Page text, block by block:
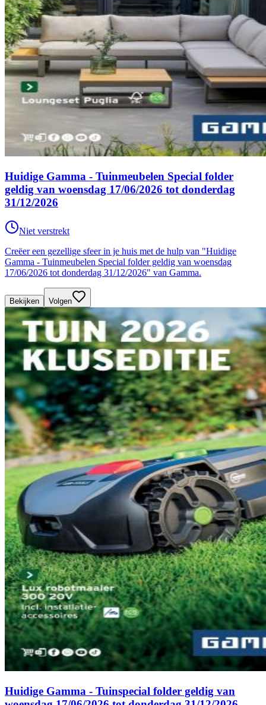
Huidige Gamma - Tuinmeubelen Special folder
geldig van woensdag 17/06/2026 tot donderdag
31/12/2026
Niet verstrekt
Creëer een gezellige sfeer in je huis met de hulp van "Huidige
Gamma - Tuinmeubelen Special folder geldig van woensdag
17/06/2026 tot donderdag 31/12/2026" van Gamma.
Bekijken Volgen
Huidige Gamma - Tuinspecial folder geldig van